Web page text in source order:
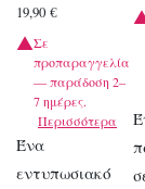
19,90 €
Σε
προπαραγγελία
— παράδοση 2–
7 ημέρες.
Περισσότερα
Ένα
εντυπωσιακό